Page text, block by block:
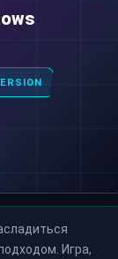
Игра,